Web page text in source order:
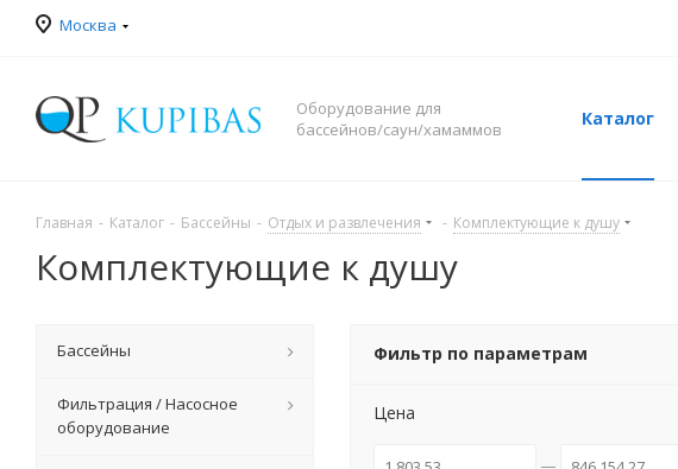
Москва
Оборудование для
бассейнов/саун/хамаммов
Каталог
Главная - Каталог - Бассейны - Отдых и развлечения - Комплектующие к душу
Комплектующие к душу
Фильтр по параметрам
Цена
Бассейны
Фильтрация / Насосное
оборудование